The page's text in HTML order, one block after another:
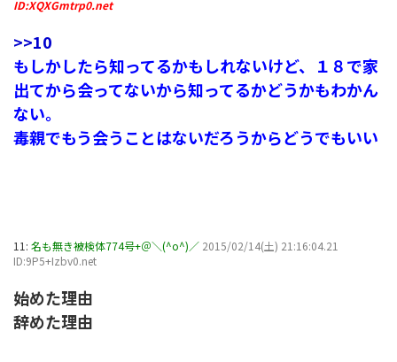
ID:XQXGmtrp0.net
>>10
もしかしたら知ってるかもしれないけど、１８で家
出てから会ってないから知ってるかどうかもわかん
ない。
毒親でもう会うことはないだろうからどうでもいい
11: 名も無き被検体774号+＠＼(^o^)／ 2015/02/14(土) 21:16:04.21
ID:9P5+Izbv0.net
始めた理由
辞めた理由